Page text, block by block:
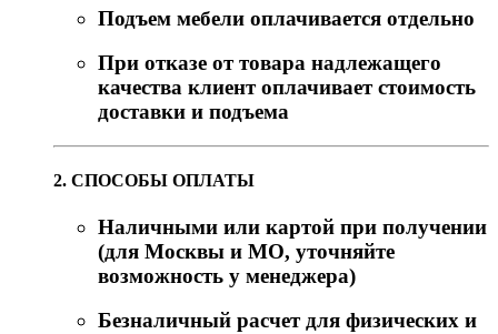
Подъем мебели оплачивается отдельно
При отказе от товара надлежащего
качества клиент оплачивает стоимость
доставки и подъема
2. СПОСОБЫ ОПЛАТЫ
Наличными или картой при получении
(для Москвы и МО, уточняйте
возможность у менеджера)
Безналичный расчет для физических и